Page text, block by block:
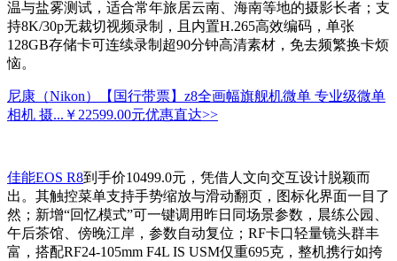
温与盐雾测试，适合常年旅居云南、海南等地的摄影长者；支
持8K/30p无裁切视频录制，且内置H.265高效编码，单张
128GB存储卡可连续录制超90分钟高清素材，免去频繁换卡烦
恼。
尼康（Nikon）【国行带票】z8全画幅旗舰机微单 专业级微单
相机 摄... ￥22599.00元优惠直达>>
佳能EOS R8到手价10499.0元，凭借人文向交互设计脱颖而
出。其触控菜单支持手势缩放与滑动翻页，图标化界面一目了
然；新增“回忆模式”可一键调用昨日同场景参数，晨练公园、
午后茶馆、傍晚江岸，参数自动复位；RF卡口轻量镜头群丰
富，搭配RF24-105mm F4L IS USM仅重695克，整机携行如挎